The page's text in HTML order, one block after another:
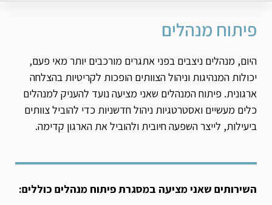
פיתוח מנהלים
היום, מנהלים ניצבים בפני אתגרים מורכבים יותר מאי פעם,
יכולות המנהיגות וניהול הצוותים הופכות לקריטיות בהצלחה
ארגונית. פיתוח המנהלים שאני מציעה נועד להעניק למנהלים
כלים מעשיים ואסטרטגיות ניהול חדשניות כדי להוביל צוותים
ביעילות, לייצר השפעה חיובית ולהוביל את הארגון קדימה.
השירותים שאני מציעה במסגרת פיתוח מנהלים כוללים: